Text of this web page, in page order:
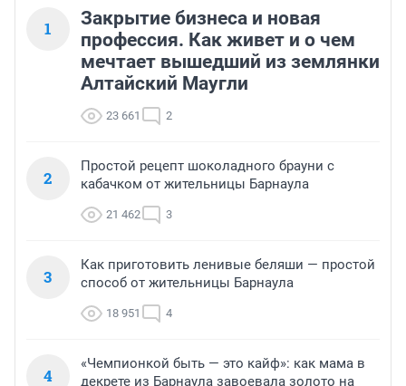
1
Закрытие бизнеса и новая
профессия. Как живет и о чем
мечтает вышедший из землянки
Алтайский Маугли
23 661 2
2
Простой рецепт шоколадного брауни с
кабачком от жительницы Барнаула
21 462 3
3
Как приготовить ленивые беляши — простой
способ от жительницы Барнаула
18 951 4
4
«Чемпионкой быть — это кайф»: как мама в
декрете из Барнаула завоевала золото на